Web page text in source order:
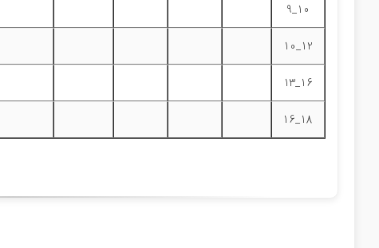
10_9
12_10
16_13
18_16